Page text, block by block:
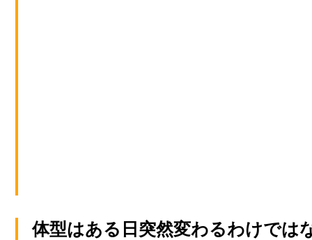
体型はある日突然変わるわけでは